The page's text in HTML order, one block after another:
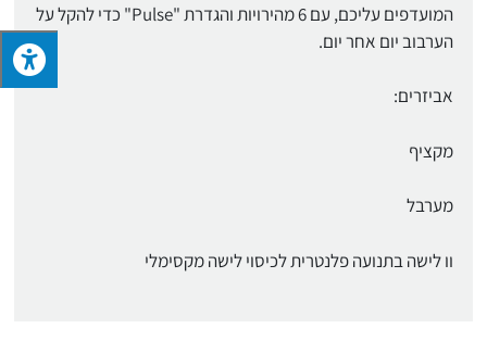
המועדפים עליכם, עם 6 מהירויות והגדרת "Pulse" כדי להקל על
הערבוב יום אחר יום.
אביזרים:
מקציף
מערבל
וו לישה בתנועה פלנטרית לכיסוי לישה מקסימלי